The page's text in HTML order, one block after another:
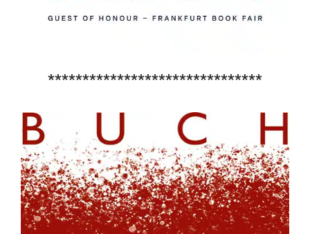
*******************************